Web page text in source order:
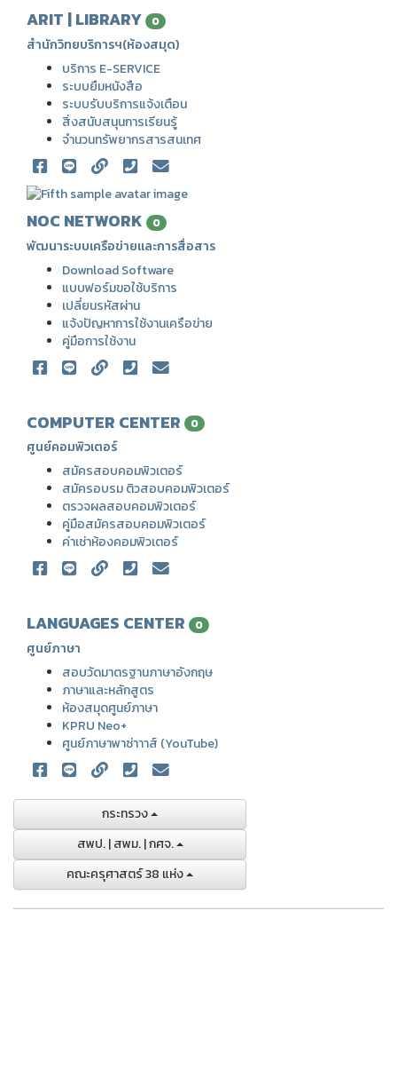
ARIT | LIBRARY 0
สำนักวิทยบริการฯ(ห้องสมุด)
บริการ E-SERVICE
ระบบยืมหนังสือ
ระบบรับบริการแจ้งเตือน
สิ่งสนับสนุนการเรียนรู้
จำนวนทรัพยากรสารสนเทศ
NOC NETWORK 0
พัฒนาระบบเครือข่ายและการสื่อสาร
Download Software
แบบฟอร์มขอใช้บริการ
เปลี่ยนรหัสผ่าน
แจ้งปัญหาการใช้งานเครือข่าย
คู่มือการใช้งาน
COMPUTER CENTER 0
ศูนย์คอมพิวเตอร์
สมัครสอบคอมพิวเตอร์
สมัครอบรม ติวสอบคอมพิวเตอร์
ตรวจผลสอบคอมพิวเตอร์
คู่มือสมัครสอบคอมพิวเตอร์
ค่าเช่าห้องคอมพิวเตอร์
LANGUAGES CENTER 0
ศูนย์ภาษา
สอบวัดมาตรฐานภาษาอังกฤษ
ภาษาและหลักสูตร
ห้องสมุดศูนย์ภาษา
KPRU Neo+
ศูนย์ภาษาพาซ่าาาส์ (YouTube)
กระทรวง
สพป. | สพม. | กศจ.
คณะครุศาสตร์ 38 แห่ง